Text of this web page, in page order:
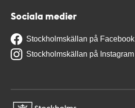
Sociala medier
Stockholmskällan på Facebook
Stockholmskällan på Instagram